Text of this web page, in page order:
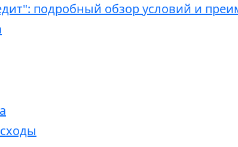
подробный обзор условий и